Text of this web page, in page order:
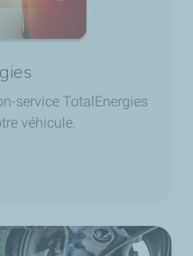
service TotalEnergies
véhicule.